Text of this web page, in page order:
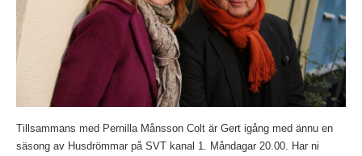
Tillsammans med Pernilla Månsson Colt är Gert igång med ännu en
säsong av Husdrömmar på SVT kanal 1. Måndagar 20.00. Har ni